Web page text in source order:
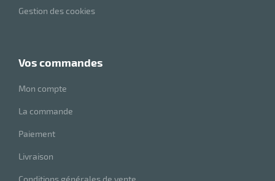
Gestion des cookies
vos commandes
Mon compte
La commande
Paiement
Livraison